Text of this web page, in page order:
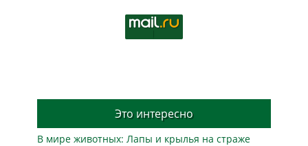
Это интересно
В мире животных: Лапы и крылья на страже